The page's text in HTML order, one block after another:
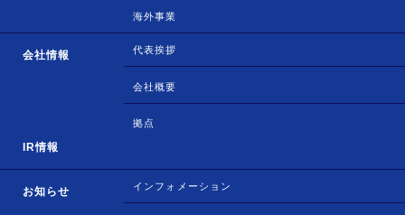
海外事業
会社情報 代表挨拶
会社概要
拠点
IR情報
お知らせ インフォメーション